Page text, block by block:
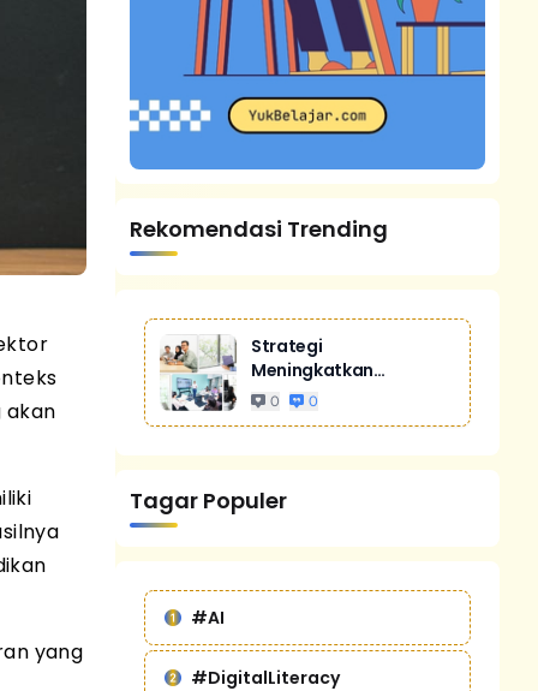
akan
yang
Rekomendasi Trending
Strategi
Meningkatkan
Penjualan Melalui
0 0
Tagar Populer
#AI
#DigitalLiteracy